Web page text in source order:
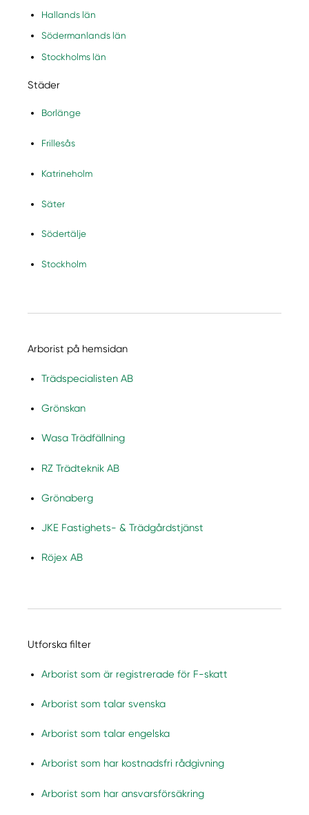
Hallands län
Södermanlands län
Stockholms län
Städer
Borlänge
Frillesås
Katrineholm
Säter
Södertälje
Stockholm
Arborist på hemsidan
Trädspecialisten AB
Grönskan
Wasa Trädfällning
RZ Trädteknik AB
Grönaberg
JKE Fastighets- & Trädgårdstjänst
Röjex AB
Utforska filter
Arborist som är registrerade för F-skatt
Arborist som talar svenska
Arborist som talar engelska
Arborist som har kostnadsfri rådgivning
Arborist som har ansvarsförsäkring